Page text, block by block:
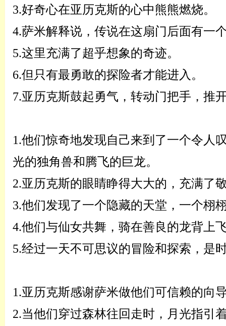
3.好奇心在亚历克斯的心中熊熊燃烧。
4.萨米解释说，传说在这扇门后面有一
5.这里充满了超乎想象的奇迹。
6.但只有最勇敢的探险者才能进入。
7.亚历克斯鼓起勇气，转动门把手，推
1.他们惊奇地发现自己来到了一个令人
光的独角兽和腾飞的巨龙。
2.亚历克斯的眼睛睁得大大的，充满了
3.他们发现了一个隐藏的天堂，一个栩
4.他们与仙女共舞，骑在善良的龙背上
5.经过一天不可思议的冒险和探索，是
1.亚历克斯感谢萨米做他们可信赖的向
2.当他们穿过森林往回走时，月光指引